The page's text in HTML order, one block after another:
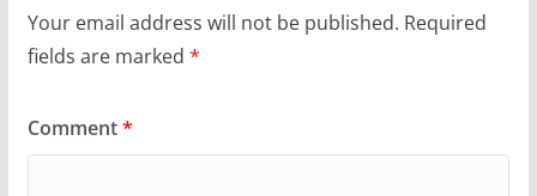
Your email address will not be published. Required
fields are marked *
Comment*